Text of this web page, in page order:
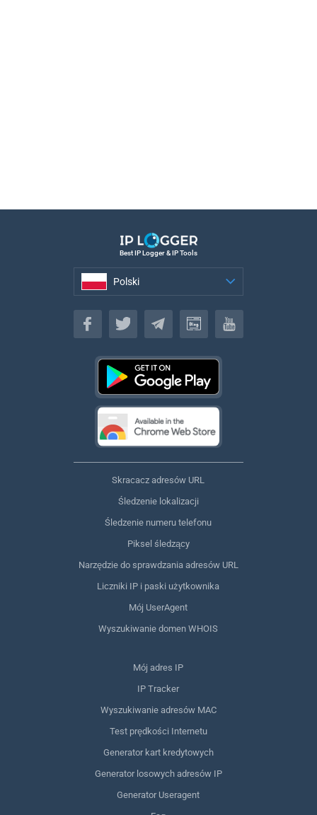
Best IP Logger & IP Tools
Polski
Polski
Skracacz adresów URL
Śledzenie lokalizacji
Śledzenie numeru telefonu
Piksel śledzący
Narzędzie do sprawdzania adresów URL
Liczniki IP i paski użytkownika
Mój UserAgent
Wyszukiwanie domen WHOIS
Mój adres IP
IP Tracker
Wyszukiwanie adresów MAC
Test prędkości Internetu
Generator kart kredytowych
Generator losowych adresów IP
Generator Useragent